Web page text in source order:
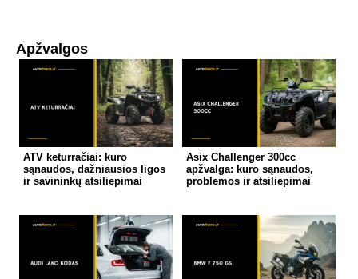
Apžvalgos
ATV keturračiai: kuro
sąnaudos, dažniausios ligos
ir savininkų atsiliepimai
Asix Challenger 300cc
apžvalga: kuro sąnaudos,
problemos ir atsiliepimai